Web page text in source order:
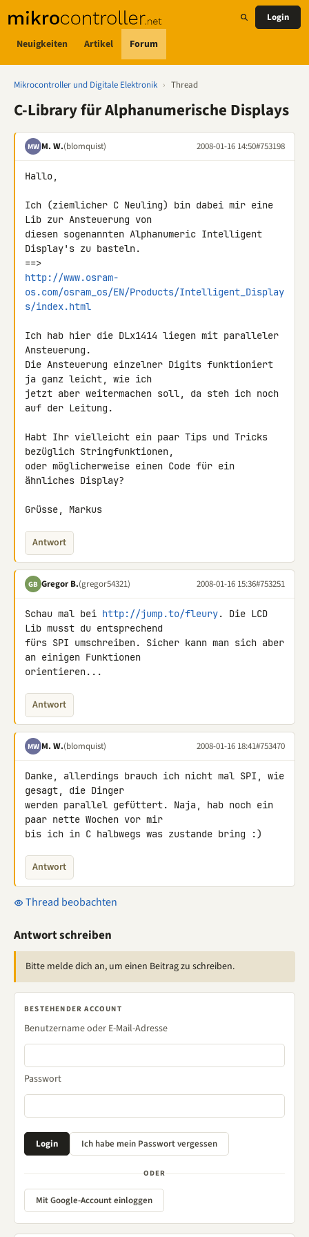
Neuigkeiten Artikel Forum
Login
Mikrocontroller und Digitale Elektronik › Thread
C-Library für Alphanumerische Displays
MW M. W.(blomquist) 2008-01-16 14:50#753198
Hallo,
Ich (ziemlicher C Neuling) bin dabei mir eine
Lib zur Ansteuerung von
diesen sogenannten Alphanumeric Intelligent
Display's zu basteln.
http://www.osram-
os.com/osram_os/EN/Products/Intelligent_Display
s/index.html
Ich hab hier die DLx1414 liegen mit paralleler
Ansteuerung.
Die Ansteuerung einzelner Digits funktioniert
ja ganz leicht, wie ich
jetzt aber weitermachen soll, da steh ich noch
auf der Leitung.
Habt Ihr vielleicht ein paar Tips und Tricks
bezüglich Stringfunktionen,
oder möglicherweise einen Code für ein
ähnliches Display?
Grüsse, Markus
Antwort
GB Gregor B.(gregor54321) 2008-01-16 15:36#753251
Schau mal bei http://jump.to/fleury. Die LCD
Lib musst du entsprechend
fürs SPI umschreiben. Sicher kann man sich aber
an einigen Funktionen
orientieren...
Antwort
MW M. W.(blomquist) 2008-01-16 18:41#753470
Danke, allerdings brauch ich nicht mal SPI, wie
gesagt, die Dinger
werden parallel gefüttert. Naja, hab noch ein
paar nette Wochen vor mir
bis ich in C halbwegs was zustande bring :)
Antwort
Thread beobachten
Antwort schreiben
Bitte melde dich an, um einen Beitrag zu schreiben.
BESTEHENDER ACCOUNT
Benutzername oder E-Mail-Adresse
Passwort
ODER
Mit Google-Account einloggen